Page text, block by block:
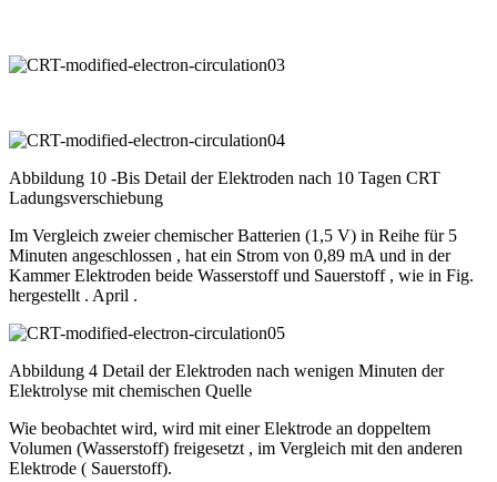
Abbildung 10 -Bis Detail der Elektroden nach 10 Tagen CRT
Ladungsverschiebung
Im Vergleich zweier chemischer Batterien (1,5 V) in Reihe für 5
Minuten angeschlossen , hat ein Strom von 0,89 mA und in der
Kammer Elektroden beide Wasserstoff und Sauerstoff , wie in Fig.
hergestellt . April .
Abbildung 4 Detail der Elektroden nach wenigen Minuten der
Elektrolyse mit chemischen Quelle
Wie beobachtet wird, wird mit einer Elektrode an doppeltem
Volumen (Wasserstoff) freigesetzt , im Vergleich mit den anderen
Elektrode ( Sauerstoff).